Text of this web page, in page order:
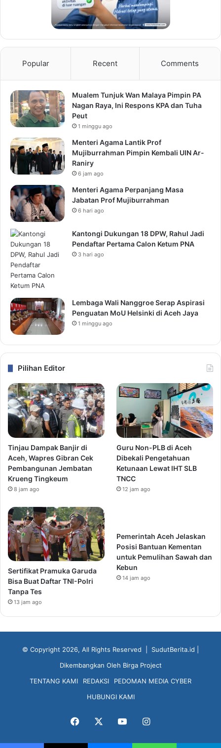
Popular Recent Comments
Mualem Tunjuk Wan Malaya Pimpin PA
Nagan Raya, Ini Respons KPA dan Tuha
Peut
1 minggu ago
Menteri Agama Lantik Prof
Mujiburrahman Pimpin Kembali UIN Ar-
Raniry
6 jam ago
Menteri Agama Perpanjang Masa
Jabatan Prof Mujiburrahman
6 hari ago
Kantongi Dukungan 18 DPW, Rahul Jadi
Pendaftar Pertama Calon Ketum PNA
3 hari ago
Lembaga Wali Nanggroe Serap Aspirasi
Penguatan MoU Helsinki di Aceh Jaya
1 minggu ago
Pilihan Editor
Tinjau Dampak Banjir di
Aceh, Wapres Gibran Cek
Pembangunan Jembatan
Krueng Tingkeum
8 jam ago
Guru Non-PLB di Aceh
Dibekali Pengetahuan
Ketunaan Lewat IHT SLB
TNCC
12 jam ago
Sertifikat Pramuka Garuda
Bisa Buat Daftar TNI-Polri
Tanpa Tes
13 jam ago
Pemerintah Aceh Jelaskan
Posisi Bantuan Kementan
untuk Pemulihan Sawah dan
Kebun
14 jam ago
© Copyright 2026, All Rights Reserved | SudutBerita.id
Dikembangkan Oleh Birga Project
TENTANG KAMI
REDAKSI
PEDOMAN MEDIA CYBER
HUBUNGI KAMI
Facebook YouTubeInstagram